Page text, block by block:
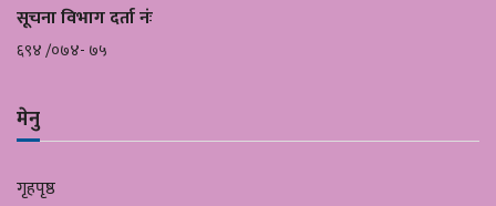
सूचना विभाग दर्ता नंः
६९४ /०७४- ७५
मेनु
गृहपृष्ठ